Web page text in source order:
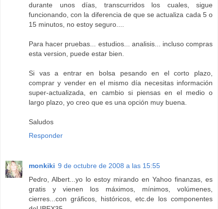
durante unos días, transcurridos los cuales, sigue
funcionando, con la diferencia de que se actualiza cada 5 o
15 minutos, no estoy seguro....
Para hacer pruebas... estudios... analisis... incluso compras
esta version, puede estar bien.
Si vas a entrar en bolsa pesando en el corto plazo,
comprar y vender en el mismo día necesitas información
super-actualizada, en cambio si piensas en el medio o
largo plazo, yo creo que es una opción muy buena.
Saludos
Responder
monkiki 9 de octubre de 2008 a las 15:55
Pedro, Albert...yo lo estoy mirando en Yahoo finanzas, es
gratis y vienen los máximos, mínimos, volúmenes,
cierres...con gráficos, históricos, etc.de los componentes